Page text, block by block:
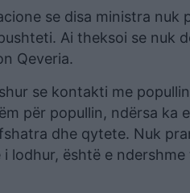
se disa ministra nuk
Ai theksoi se nuk
Qeveria.
se kontakti me
për popullin, ndërsa ka
dhe qytete. Nuk
lodhur, është e ndershme